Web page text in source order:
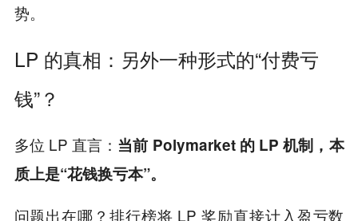
势。
LP 的真相：另外一种形式的“付费亏
钱”？
多位 LP 直言： 当前 Polymarket 的 LP 机制，本
质上是“花钱换亏本”。
问题出在哪？排行榜将 LP 奖励直接计入盈亏数